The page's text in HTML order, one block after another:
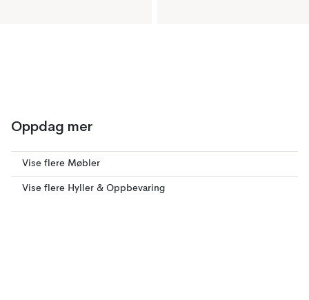
Oppdag mer
Vise flere Møbler
Vise flere Hyller & Oppbevaring